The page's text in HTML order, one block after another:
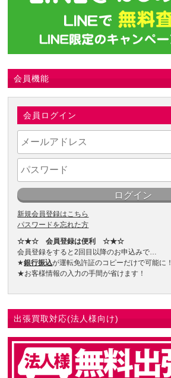
会員機能
会員ログイン
新規会員登録はこちら
パスワードを忘れた方
☆★☆ 会員登録は便利 ☆★☆
会員登録をすると2回目以降のお申込みで…
★銀行振込が運転免許証のコピーだけで可能に！
★お客様情報の入力の手間が省けます！
出張買取対応(法人様向け)